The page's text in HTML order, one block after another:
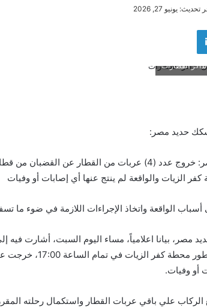
تحديث: يونيو 27, 2026
لينكدإن
القطارات
حديد مصر:
الزيات والواقعة لم ينتج عنها أي إصابات أو وفيات
الواقعة واتخاذ الإجراءات اللازمة في ضوء ما
أو وفيات.
الركاب علي باقي عربات القطار واستكمال رحلته